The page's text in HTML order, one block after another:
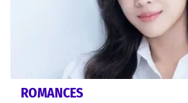
ROMANCES